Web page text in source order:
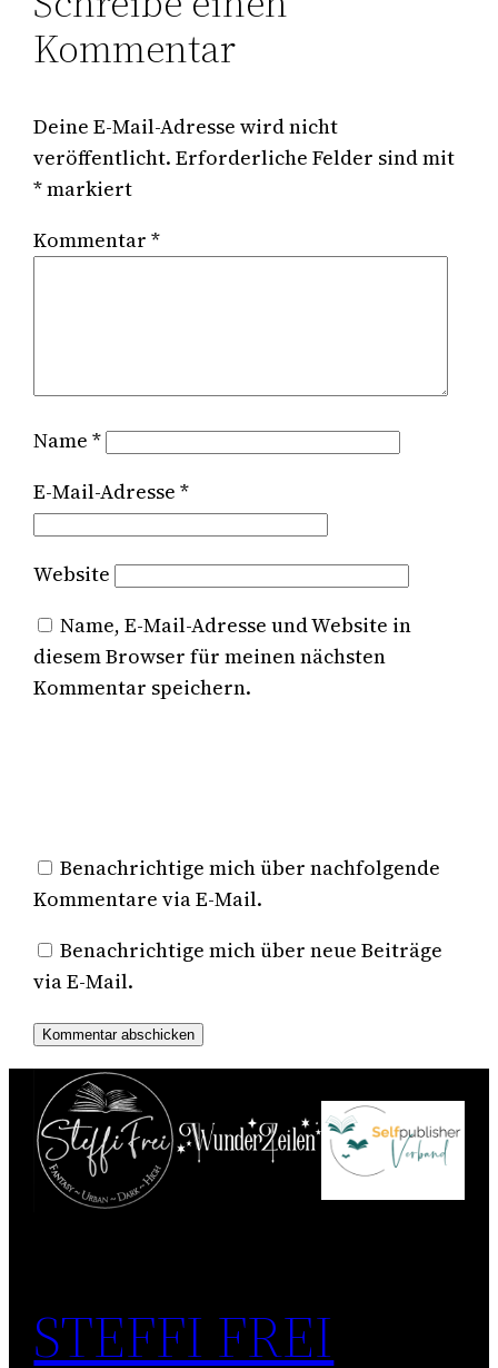
Kommentar
Deine E-Mail-Adresse wird nicht
veröffentlicht. Erforderliche Felder sind mit
*markiert
Kommentar*
Name*
E-Mail-Adresse*
Website
Name, E-Mail-Adresse und Website in
diesem Browser für meinen nächsten
Kommentar speichern.
Benachrichtige mich über nachfolgende
Kommentare via E-Mail.
Benachrichtige mich über neue Beiträge
via E-Mail.
STEFFI FREI